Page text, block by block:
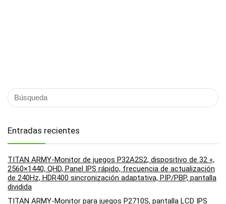
Entradas recientes
TITAN ARMY-Monitor de juegos P32A2S2, dispositivo de 32 «,
2560×1440, QHD, Panel IPS rápido, frecuencia de actualización
de 240Hz, HDR400 sincronización adaptativa, PIP/PBP, pantalla
dividida
TITAN ARMY-Monitor para juegos P2710S, pantalla LCD IPS